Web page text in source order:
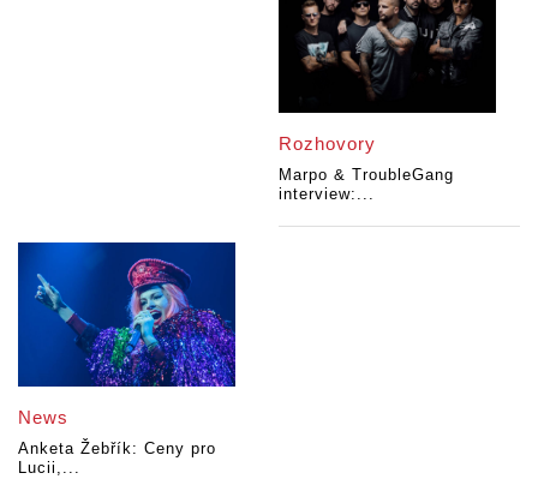
Rozhovory
Marpo & TroubleGang
interview:...
News
Anketa Žebřík: Ceny pro
Lucii,...